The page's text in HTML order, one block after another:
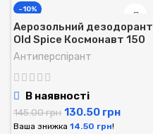
-10%
Аерозольний дезодорант
Old Spice Космонавт 150
мл.
Антиперспірант
В наявності
145.00грн 130.50 грн
Ваша знижка 14.50 грн!